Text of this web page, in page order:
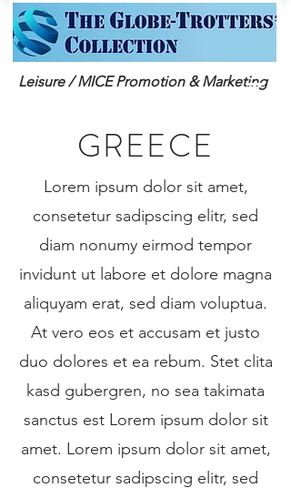
Leisure / MICE Promotion & Marketing
GREECE
Lorem ipsum dolor sit amet,
consetetur sadipscing elitr, sed
diam nonumy eirmod tempor
invidunt ut labore et dolore magna
aliquyam erat, sed diam voluptua.
At vero eos et accusam et justo
duo dolores et ea rebum. Stet clita
kasd gubergren, no sea takimata
sanctus est Lorem ipsum dolor sit
amet. Lorem ipsum dolor sit amet,
consetetur sadipscing elitr, sed